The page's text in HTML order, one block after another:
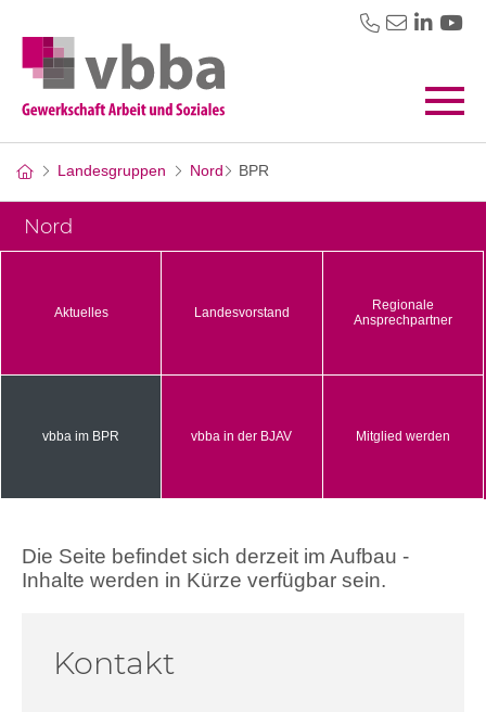
Landesgruppen Nord BPR
Nord
Aktuelles Landesvorstand
Regionale
Ansprechpartner
vbba im BPR vbba in der BJAV Mitglied werden
Die Seite befindet sich derzeit im Aufbau -
Inhalte werden in Kürze verfügbar sein.
Kontakt